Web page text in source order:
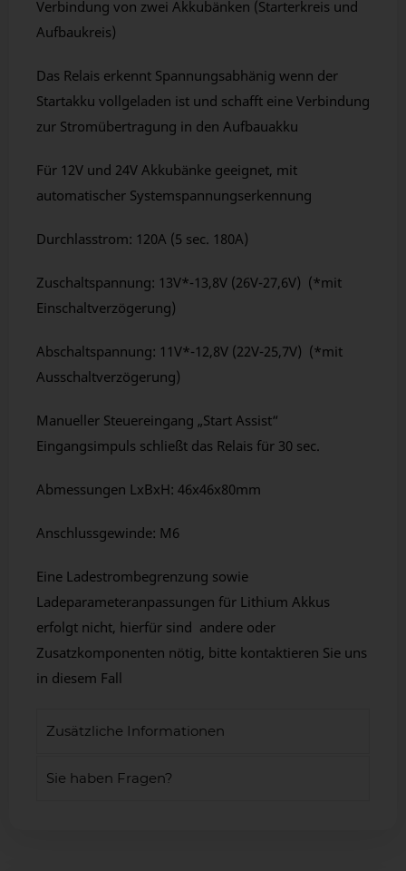
Verbindung von zwei Akkubänken (Starterkreis und
Aufbaukreis)
Das Relais erkennt Spannungsabhänig wenn der
Startakku vollgeladen ist und schafft eine Verbindung
zur Stromübertragung in den Aufbauakku
Für 12V und 24V Akkubänke geeignet, mit
automatischer Systemspannungserkennung
Durchlasstrom: 120A (5 sec. 180A)
Zuschaltspannung: 13V*-13,8V (26V-27,6V) (*mit
Einschaltverzögerung)
Abschaltspannung: 11V*-12,8V (22V-25,7V) (*mit
Ausschaltverzögerung)
Manueller Steuereingang „Start Assist“
Eingangsimpuls schließt das Relais für 30 sec.
Abmessungen LxBxH: 46x46x80mm
Anschlussgewinde: M6
Eine Ladestrombegrenzung sowie
Ladeparameteranpassungen für Lithium Akkus
erfolgt nicht, hierfür sind andere oder
Zusatzkomponenten nötig, bitte kontaktieren Sie uns
in diesem Fall
Zusätzliche Informationen
Sie haben Fragen?